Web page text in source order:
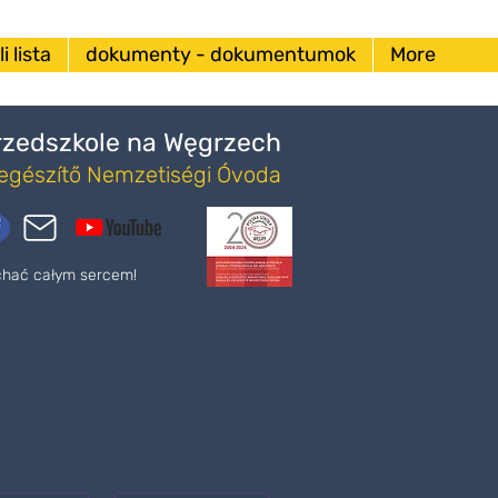
lista dokumenty - dokumentumok More
całym sercem!
na Węgrzech
Nemzetiségi Óvoda